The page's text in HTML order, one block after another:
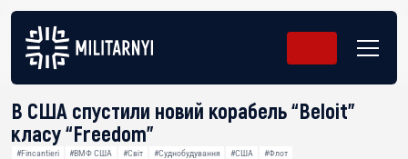
В США спустили новий корабель “Beloit”
класу “Freedom”
#Fincantieri #ВМФ США #Світ #Суднобудування #США #Флот